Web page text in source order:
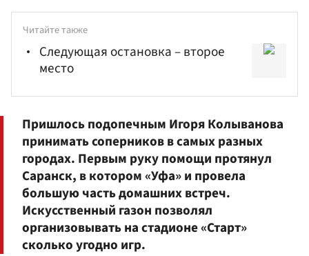
Читайте также
Следующая остановка – второе
место
Пришлось подопечным Игоря Колыванова
принимать соперников в самых разных
городах. Первым руку помощи протянул
Саранск, в котором «Уфа» и провела
большую часть домашних встреч.
Искусственный газон позволял
организовывать на стадионе «Старт»
сколько угодно игр.